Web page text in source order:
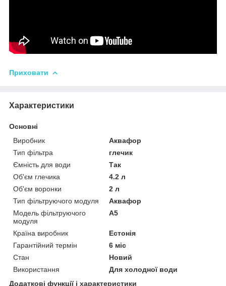
Приховати
Характеристики
Основні
Виробник
Аквафор
Тип фільтра
глечик
Ємність для води
Так
Об'єм глечика
4.2 л
Об'єм воронки
2 л
Тип фільтруючого модуля
Аквафор
Модель фільтруючого
модуля
А5
Країна виробник
Естонія
Гарантійний термін
6 міс
Стан
Новий
Використання
Для холодної води
Додаткові функції і характеристики